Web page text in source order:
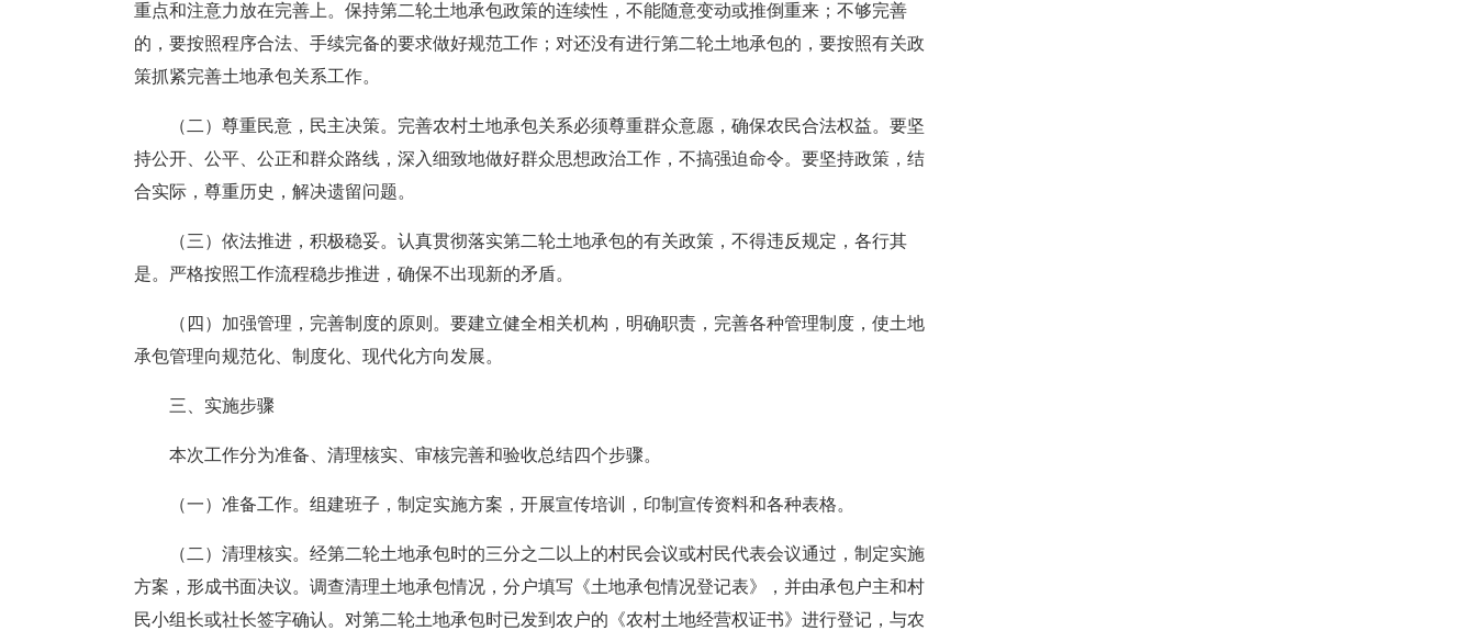
重点和注意力放在完善上。保持第二轮土地承包政策的连续性，不能随意变动或推倒重来；不够完善
的，要按照程序合法、手续完备的要求做好规范工作；对还没有进行第二轮土地承包的，要按照有关政
策抓紧完善土地承包关系工作。
（二）尊重民意，民主决策。完善农村土地承包关系必须尊重群众意愿，确保农民合法权益。要坚
持公开、公平、公正和群众路线，深入细致地做好群众思想政治工作，不搞强迫命令。要坚持政策，结
合实际，尊重历史，解决遗留问题。
（三）依法推进，积极稳妥。认真贯彻落实第二轮土地承包的有关政策，不得违反规定，各行其
是。严格按照工作流程稳步推进，确保不出现新的矛盾。
（四）加强管理，完善制度的原则。要建立健全相关机构，明确职责，完善各种管理制度，使土地
承包管理向规范化、制度化、现代化方向发展。
三、实施步骤
本次工作分为准备、清理核实、审核完善和验收总结四个步骤。
（一）准备工作。组建班子，制定实施方案，开展宣传培训，印制宣传资料和各种表格。
（二）清理核实。经第二轮土地承包时的三分之二以上的村民会议或村民代表会议通过，制定实施
方案，形成书面决议。调查清理土地承包情况，分户填写《土地承包情况登记表》，并由承包户主和村
民小组长或社长签字确认。对第二轮土地承包时已发到农户的《农村土地经营权证书》进行登记，与农